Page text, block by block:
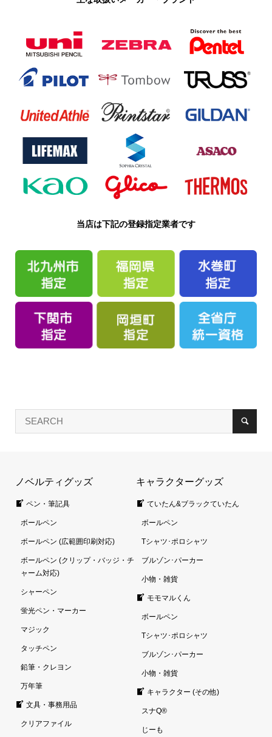
当店は下記の登録指定業者です
ノベルティグッズ
ペン・筆記具
ボールペン
ボールペン (広範囲印刷対応)
ボールペン (クリップ・バッジ・チ
ャーム対応)
シャーペン
蛍光ペン・マーカー
マジック
タッチペン
鉛筆・クレヨン
万年筆
文具・事務用品
クリアファイル
キャラクターグッズ
ていたん&ブラックていたん
ボールペン
Tシャツ･ポロシャツ
ブルゾン･パーカー
小物・雑貨
モモマルくん
ボールペン
Tシャツ･ポロシャツ
ブルゾン･パーカー
小物・雑貨
キャラクター (その他)
スナQ®
じーも